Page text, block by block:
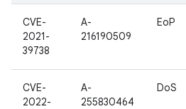
CVE-
2021-
39738
A-
216190509
EoP
CVE-
2022-
A-
255830464
DoS